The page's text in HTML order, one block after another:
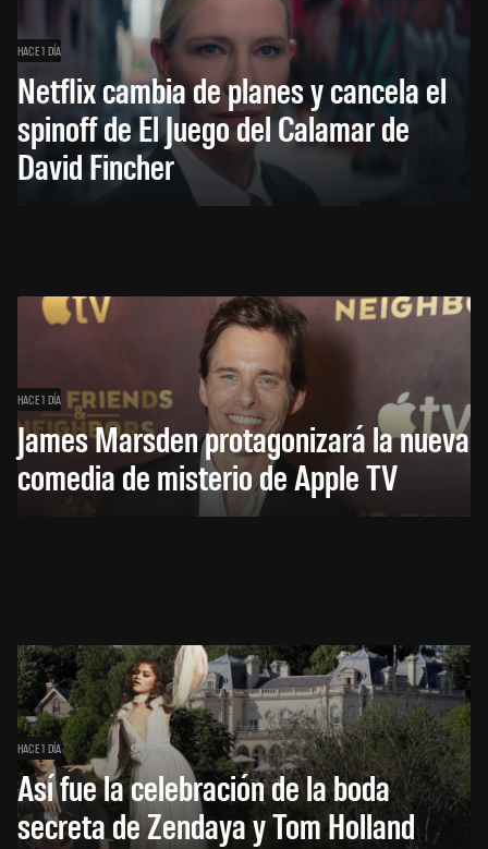
HACE 1 DÍA
Netflix cambia de planes y cancela el
spinoff de El Juego del Calamar de
David Fincher
HACE 1 DÍA
James Marsden protagonizará la nueva
comedia de misterio de Apple TV
HACE 1 DÍA
Así fue la celebración de la boda
secreta de Zendaya y Tom Holland